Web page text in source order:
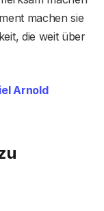
machen sie
die weit über
Arnold